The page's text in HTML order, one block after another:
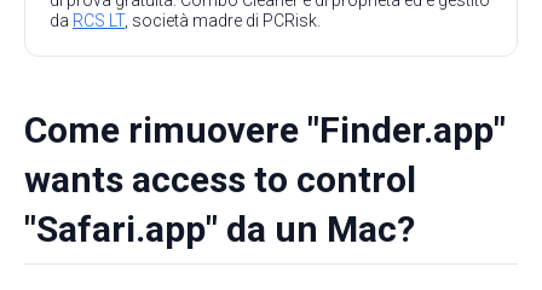
da RCS LT, società madre di PCRisk.
Come rimuovere "Finder.app"
wants access to control
"Safari.app" da un Mac?